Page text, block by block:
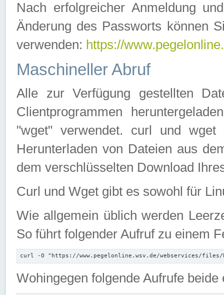
Nach erfolgreicher Anmeldung
Änderung des Passworts können
verwenden: https://
Maschineller Abruf
Alle zur Verfügung gestellten
Clientprogrammen
"wget" verwendet. curl und wget
Herunterladen von Dateien aus
dem verschlüsselten Download
Curl und Wget gibt es sowohl für
Wie allgemein üblich werden
So führt folgender Aufruf zu einem
curl -O "https://www.pegelonline.wsv.de/webservices/files/
Wohingegen folgende Aufrufe beide